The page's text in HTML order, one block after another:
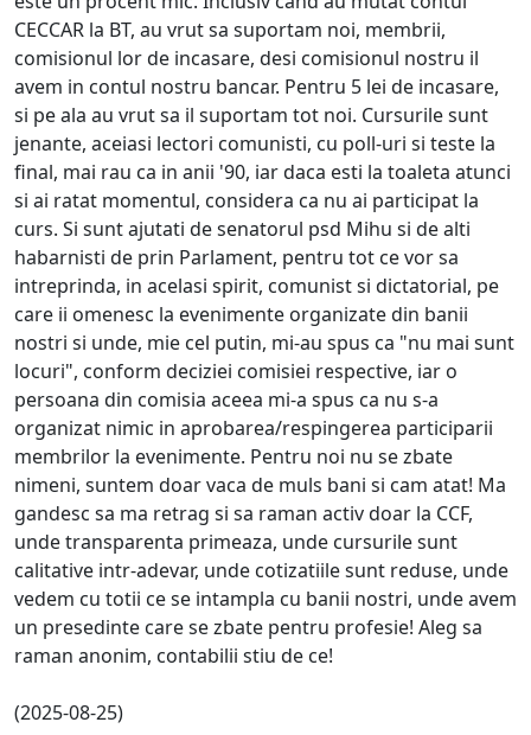
CECCAR la BT, au vrut sa suportam noi, membrii,
comisionul lor de incasare, desi comisionul nostru il
avem in contul nostru bancar. Pentru 5 lei de incasare,
si pe ala au vrut sa il suportam tot noi. Cursurile sunt
jenante, aceiasi lectori comunisti, cu poll-uri si teste la
final, mai rau ca in anii '90, iar daca esti la toaleta atunci
si ai ratat momentul, considera ca nu ai participat la
curs. Si sunt ajutati de senatorul psd Mihu si de alti
habarnisti de prin Parlament, pentru tot ce vor sa
intreprinda, in acelasi spirit, comunist si dictatorial, pe
care ii omenesc la evenimente organizate din banii
nostri si unde, mie cel putin, mi-au spus ca "nu mai sunt
locuri", conform deciziei comisiei respective, iar o
persoana din comisia aceea mi-a spus ca nu s-a
organizat nimic in aprobarea/respingerea participarii
membrilor la evenimente. Pentru noi nu se zbate
nimeni, suntem doar vaca de muls bani si cam atat! Ma
gandesc sa ma retrag si sa raman activ doar la CCF,
unde transparenta primeaza, unde cursurile sunt
calitative intr-adevar, unde cotizatiile sunt reduse, unde
vedem cu totii ce se intampla cu banii nostri, unde avem
un presedinte care se zbate pentru profesie! Aleg sa
raman anonim, contabilii stiu de ce!
(2025-08-25)